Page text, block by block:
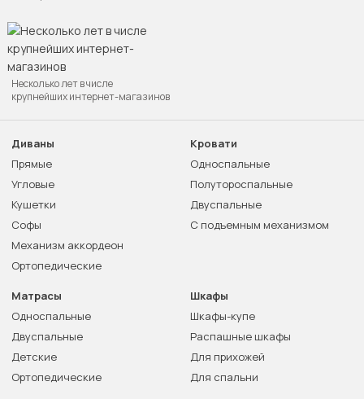
Несколько лет в числе
крупнейших интернет-магазинов
Диваны
Прямые
Угловые
Кушетки
Софы
Механизм аккордеон
Ортопедические
Кровати
Односпальные
Полутороспальные
Двуспальные
С подъемным механизмом
Матрасы
Односпальные
Двуспальные
Детские
Ортопедические
Шкафы
Шкафы-купе
Распашные шкафы
Для прихожей
Для спальни